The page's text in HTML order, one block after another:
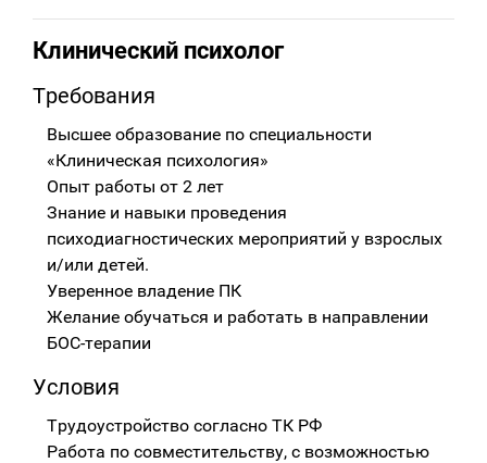
Клинический психолог
Требования
Высшее образование по специальности
«Клиническая психология»
Опыт работы от 2 лет
Знание и навыки проведения
психодиагностических мероприятий у взрослых
и/или детей.
Уверенное владение ПК
Желание обучаться и работать в направлении
БОС-терапии
Условия
Трудоустройство согласно ТК РФ
Работа по совместительству, с возможностью